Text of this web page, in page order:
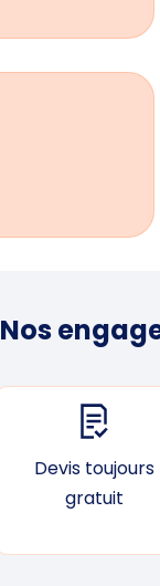
Nos
Devis toujours
gratuit